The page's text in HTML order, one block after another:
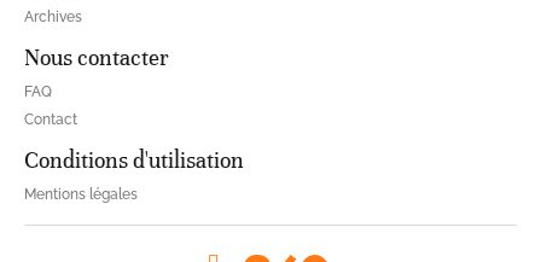
Archives
Nous contacter
FAQ
Contact
Conditions d'utilisation
Mentions légales